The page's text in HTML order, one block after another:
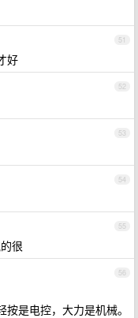
51
好
52
53
54
55
很
56
是电控，大力是机械。